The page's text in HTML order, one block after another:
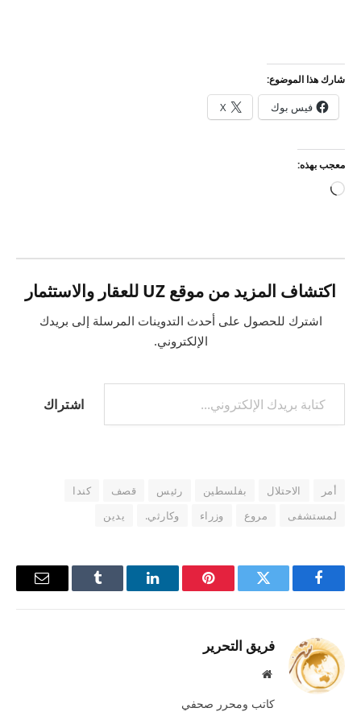
شارك هذا الموضوع:
فيس بوك X
معجب بهذه:
جاري
اكتشاف المزيد من موقع UZ للعقار والاستثمار
اشترك للحصول على أحدث التدوينات المرسلة إلى بريدك
الإلكتروني.
كتابة بريدك الإلكتروني...
اشتراك
أمر الاحتلال بفلسطين رئيس قصف
كندا
لمستشفى
مروع وزراء وكارثي. يدين
فيسبوك تويتر بينتيريستلينكدإن Tumblr
البريد
فريق التحرير
موقع
كاتب ومحرر صحفي